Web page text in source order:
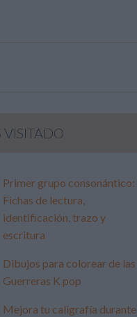
VISITADO
Primer grupo consonántico:
Fichas de lectura,
identificación, trazo y
escritura
Dibujos para colorear de las
Guerreras K pop
Mejora tu caligrafía durante